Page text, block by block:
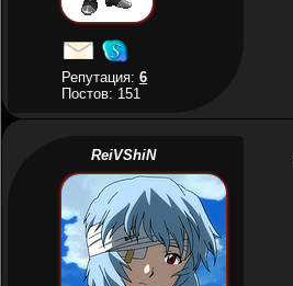
Репутация:6
Постов: 151
ReiVShiN